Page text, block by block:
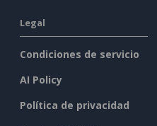
Legal
Condiciones de servicio
AI Policy
Política de privacidad